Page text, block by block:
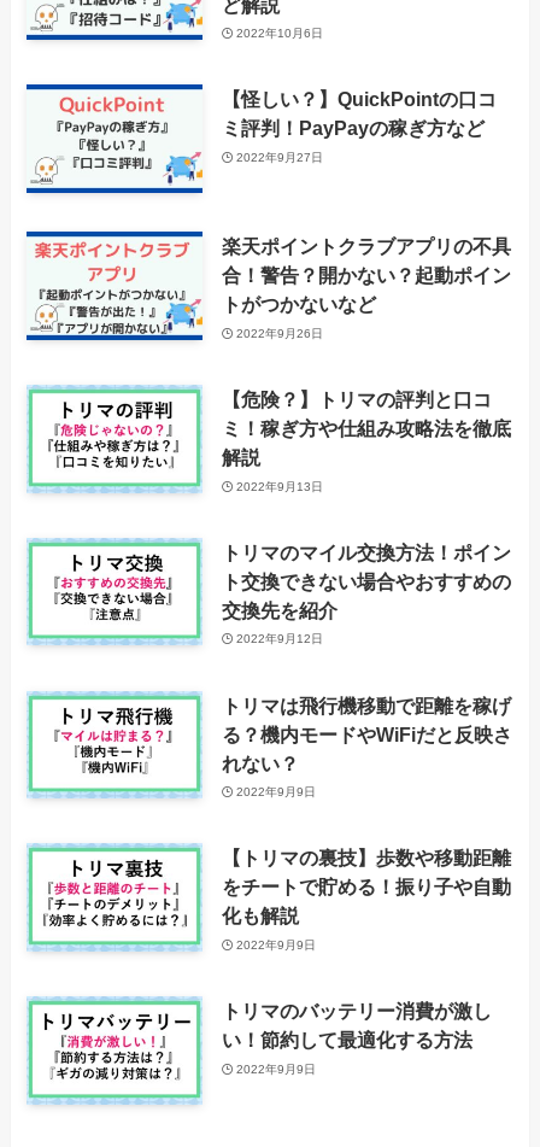
2022年10月6日
【怪しい？】QuickPointの口コ
ミ評判！PayPayの稼ぎ方など
2022年9月27日
楽天ポイントクラブアプリの不具
合！警告？開かない？起動ポイン
トがつかないなど
2022年9月26日
【危険？】トリマの評判と口コ
ミ！稼ぎ方や仕組み攻略法を徹底
解説
2022年9月13日
トリマのマイル交換方法！ポイン
ト交換できない場合やおすすめの
交換先を紹介
2022年9月12日
トリマは飛行機移動で距離を稼げ
る？機内モードやWiFiだと反映さ
れない？
2022年9月9日
【トリマの裏技】歩数や移動距離
をチートで貯める！振り子や自動
化も解説
2022年9月9日
トリマのバッテリー消費が激し
い！節約して最適化する方法
2022年9月9日